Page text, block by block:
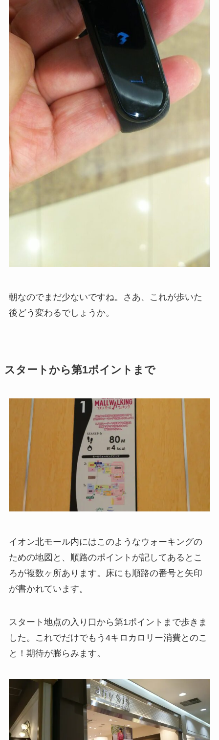
朝なのでまだ少ないですね。さあ、これが歩いた
後どう変わるでしょうか。
スタートから第1ポイントまで
イオン北モール内にはこのようなウォーキングの
ための地図と、順路のポイントが記してあるとこ
ろが複数ヶ所あります。床にも順路の番号と矢印
が書かれています。
スタート地点の入り口から第1ポイントまで歩きま
した。これでだけでもう4キロカロリー消費とのこ
と！期待が膨らみます。